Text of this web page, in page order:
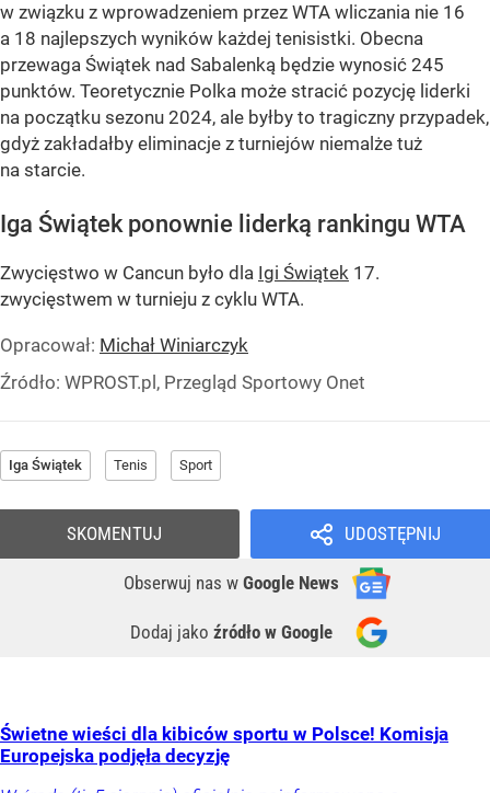
w związku z wprowadzeniem przez WTA wliczania nie 16
a 18 najlepszych wyników każdej tenisistki. Obecna
przewaga Świątek nad Sabalenką będzie wynosić 245
punktów. Teoretycznie Polka może stracić pozycję liderki
na początku sezonu 2024, ale byłby to tragiczny przypadek,
gdyż zakładałby eliminacje z turniejów niemalże tuż
na starcie.
Iga Świątek ponownie liderką rankingu WTA
Zwycięstwo w Cancun było dla Igi Świątek 17.
zwycięstwem w turnieju z cyklu WTA.
Opracował: Michał Winiarczyk
Źródło: WPROST.pl, Przegląd Sportowy Onet
Iga Świątek Tenis Sport
UDOSTĘPNIJ
Obserwuj nas w Google News
Dodaj jako źródło w Google
SKOMENTUJ
Świetne wieści dla kibiców sportu w Polsce! Komisja
Europejska podjęła decyzję